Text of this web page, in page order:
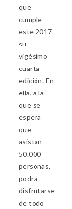
que
cumple
este 2017
su
vigésimo
cuarta
edición. En
ella, a la
que se
espera
que
asistan
50.000
personas,
podrá
disfrutarse
de todo